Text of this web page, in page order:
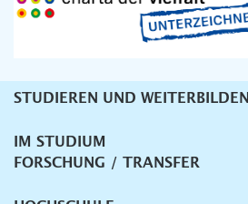
Unternavigation
STUDIEREN UND WEITERBILDEN
IM STUDIUM
FORSCHUNG / TRANSFER